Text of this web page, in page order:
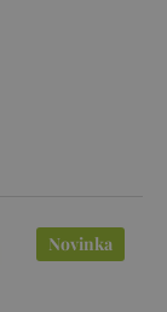
Novinka
Provider/
Doména